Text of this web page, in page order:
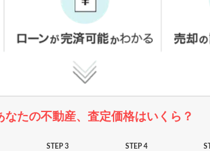
なたの不動産、査定価格はいくら？
STEP 3 STEP 4